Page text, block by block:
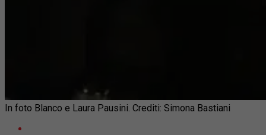
In foto Blanco e Laura Pausini. Crediti: Simona Bastiani